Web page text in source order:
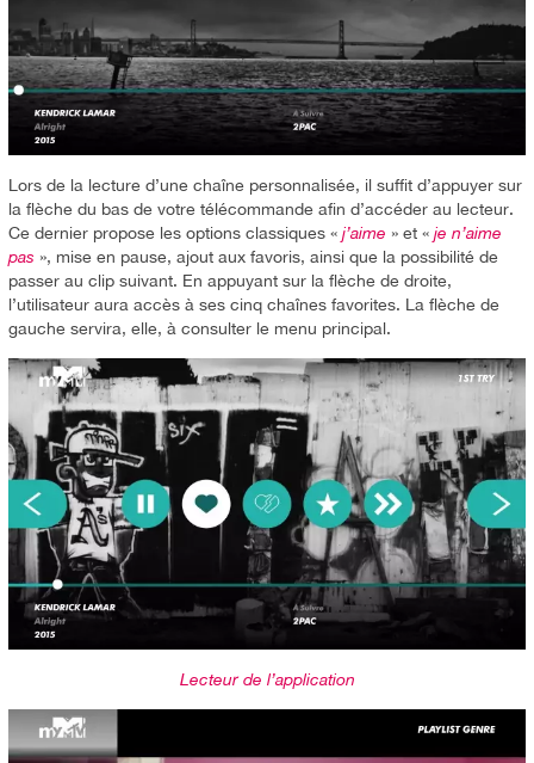
Lors de la lecture d’une chaîne personnalisée, il suffit d’appuyer sur
la flèche du bas de votre télécommande afin d’accéder au lecteur.
Ce dernier propose les options classiques « j’aime » et « je n’aime
pas », mise en pause, ajout aux favoris, ainsi que la possibilité de
passer au clip suivant. En appuyant sur la flèche de droite,
l’utilisateur aura accès à ses cinq chaînes favorites. La flèche de
gauche servira, elle, à consulter le menu principal.
Lecteur de l’application